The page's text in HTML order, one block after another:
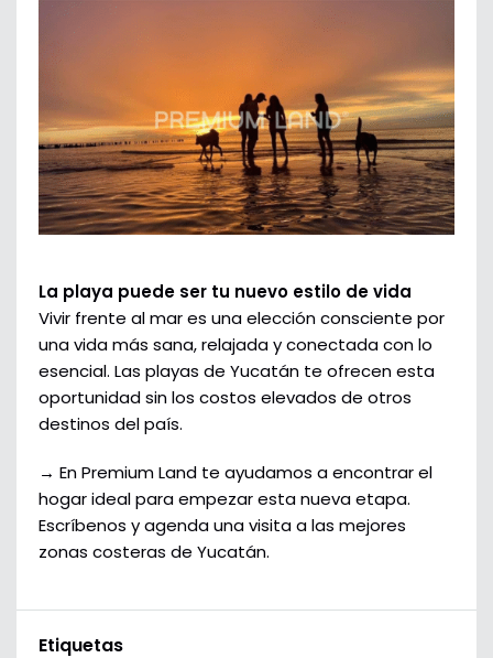
La playa puede ser tu nuevo estilo de vida
Vivir frente al mar es una elección consciente por
una vida más sana, relajada y conectada con lo
esencial. Las playas de Yucatán te ofrecen esta
oportunidad sin los costos elevados de otros
destinos del país.
→ En Premium Land te ayudamos a encontrar el
hogar ideal para empezar esta nueva etapa.
Escríbenos y agenda una visita a las mejores
zonas costeras de Yucatán.
Etiquetas